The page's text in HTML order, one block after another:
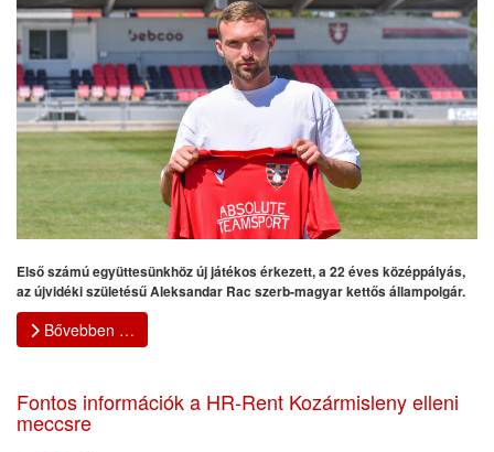
Első számú együttesünkhöz új játékos érkezett, a 22 éves középpályás,
az újvidéki születésű Aleksandar Rac szerb-magyar kettős állampolgár.
Bővebben …
Fontos információk a HR-Rent Kozármisleny elleni
meccsre